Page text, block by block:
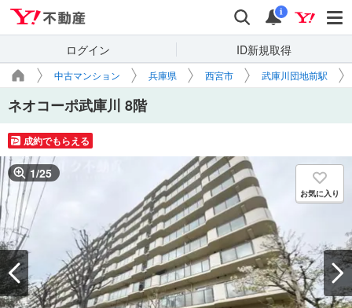
検索 通知
i
ログイン ID新規取得
中古マンション 兵庫県 西宮市 武庫川団地前駅
ネオコーポ武庫川 8階
成約でもらえる
1/25
お気に入り